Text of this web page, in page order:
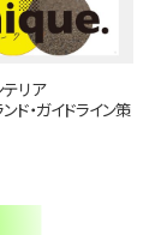
リア
ド・ガイドライン策